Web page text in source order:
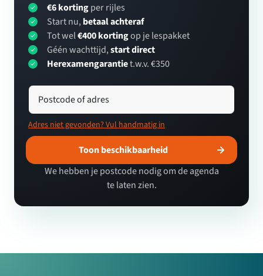
€6 kortingper rijles
Start nu, betaal achteraf
Tot wel€400 kortingop je lespakket
Géén wachttijd,start direct
Herexamengarantiet.w.v. €350
Postcode of adres
Adres niet gevonden? Vul handmatig in
Toon beschikbaarheid
We hebben je postcode nodig om de agenda
te laten zien.